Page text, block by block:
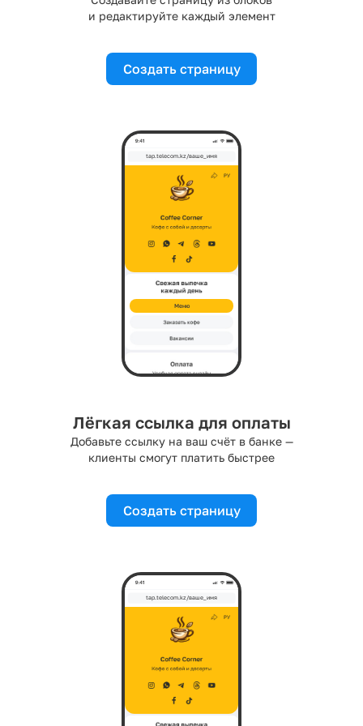
и редактируйте каждый элемент
Создать страницу
Меню
tap.telecom.kz/ваше_имя
Лёгкая ссылка для оплаты
Добавьте ссылку на ваш счёт в банке —
клиенты смогут платить быстрее
Создать страницу
tap.telecom.kz/ваше_имя